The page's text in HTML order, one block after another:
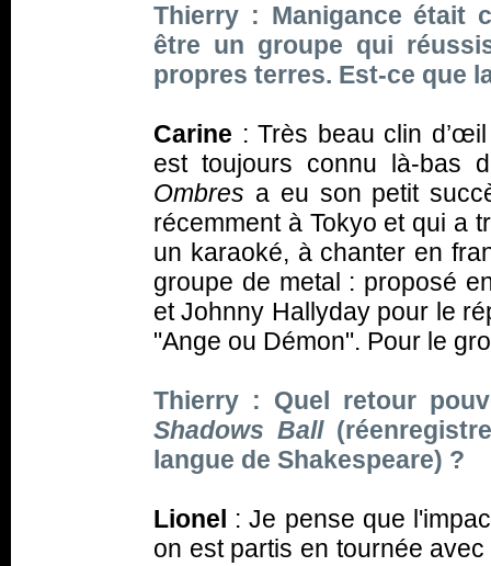
Thierry : Manigance était
être un groupe qui
propres terres. Est-ce que
Carine : Très beau clin
est toujours connu là-bas
Ombres a eu son petit
récemment à Tokyo et qui a
un karaoké, à chanter en
groupe de metal : proposé
et Johnny Hallyday pour le
"Ange ou Démon". Pour le
Thierry : Quel retour
Shadows Ball
langue de Shakespeare) ?
Lionel : Je pense que
on est partis en tournée